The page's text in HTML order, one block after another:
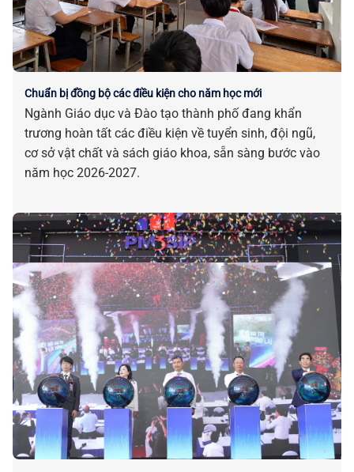
Chuẩn bị đồng bộ các điều kiện cho năm học mới
Ngành Giáo dục và Đào tạo thành phố đang khẩn
trương hoàn tất các điều kiện về tuyển sinh, đội ngũ,
cơ sở vật chất và sách giáo khoa, sẵn sàng bước vào
năm học 2026-2027.